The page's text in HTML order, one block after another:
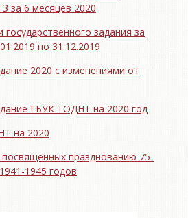
за 6 месяцев 2020
задания за
по 31.12.2019
2020 с изменениями от
ГБУК ТОДНТ на 2020 год
на 2020
празднованию 75-
1945 годов